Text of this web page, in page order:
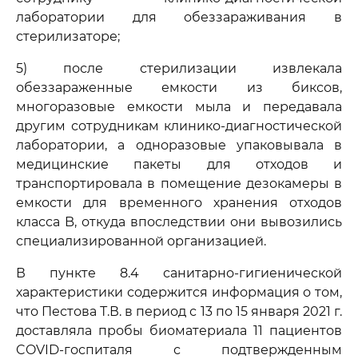
лаборатории для обеззараживания в
стерилизаторе;
5) после стерилизации извлекала
обеззараженные емкости из биксов,
многоразовые емкости мыла и передавала
другим сотрудникам клинико-диагностической
лаборатории, а одноразовые упаковывала в
медицинские пакеты для отходов и
транспортировала в помещение дезокамеры в
емкости для временного хранения отходов
класса B, откуда впоследствии они вывозились
специализированной организацией.
В пункте 8.4 санитарно-гигиенической
характеристики содержится информация о том,
что Пестова Т.В. в период с 13 по 15 января 2021 г.
доставляла пробы биоматериала 11 пациентов
COVID-госпиталя с подтвержденным